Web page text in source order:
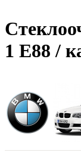
1 E88 /